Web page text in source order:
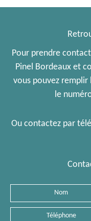
Pour prendre
Pinel Bordeaux et
vous pouvez
le
Ou contactez par
Téléphone